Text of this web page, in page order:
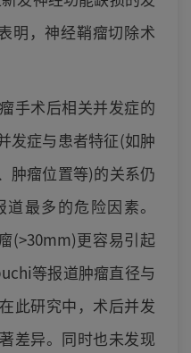
明，神经鞘瘤切除术
手术后相关并发症的
发症与患者特征(如肿
肿瘤位置等)的关系仍
最多的危险因素。
(>30mm)更容易引起
等报道肿瘤直径与
此研究中，术后并发
差异。同时也未发现